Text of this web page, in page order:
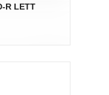
R LETT